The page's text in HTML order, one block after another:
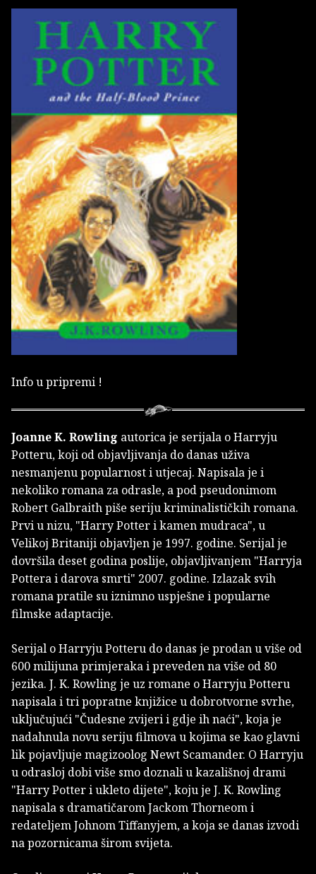
Info u pripremi !
Joanne K. Rowling autorica je serijala o Harryju
Potteru, koji od objavljivanja do danas uživa
nesmanjenu popularnost i utjecaj. Napisala je i
nekoliko romana za odrasle, a pod pseudonimom
Robert Galbraith piše seriju kriminalističkih romana.
Prvi u nizu, "Harry Potter i kamen mudraca", u
Velikoj Britaniji objavljen je 1997. godine. Serijal je
dovršila deset godina poslije, objavljivanjem "Harryja
Pottera i darova smrti" 2007. godine. Izlazak svih
romana pratile su iznimno uspješne i popularne
filmske adaptacije.
Serijal o Harryju Potteru do danas je prodan u više od
600 milijuna primjeraka i preveden na više od 80
jezika. J. K. Rowling je uz romane o Harryju Potteru
napisala i tri popratne knjižice u dobrotvorne svrhe,
uključujući "Čudesne zvijeri i gdje ih naći", koja je
nadahnula novu seriju filmova u kojima se kao glavni
lik pojavljuje magizoolog Newt Scamander. O Harryju
u odrasloj dobi više smo doznali u kazališnoj drami
"Harry Potter i ukleto dijete", koju je J. K. Rowling
napisala s dramatičarom Jackom Thorneom i
redateljem Johnom Tiffanyjem, a koja se danas izvodi
na pozornicama širom svijeta.